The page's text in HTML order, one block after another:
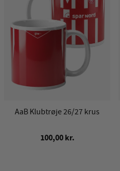
AaB Klubtrøje 26/27 krus
100,00 kr.